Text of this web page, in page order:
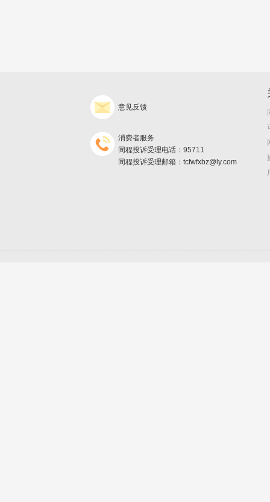
意见反馈
消费者服务
同程投诉受理电话：95711
同程投诉受理邮箱：tcfwfxbz@ly.com